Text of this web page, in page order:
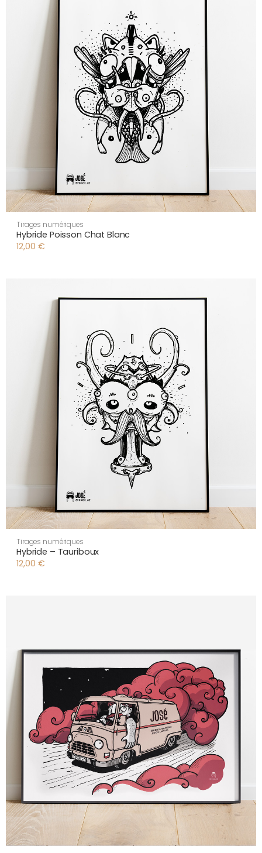
Tirages numériques
Hybride Poisson Chat Blanc
12,00 €
Tirages numériques
Hybride – Tauriboux
12,00 €